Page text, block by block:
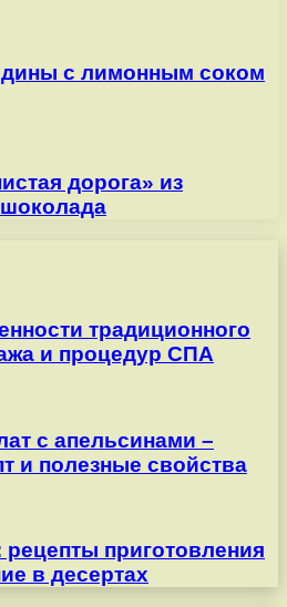
с лимонным соком
дорога» из
традиционного
и процедур СПА
с апельсинами –
и полезные свойства
приготовления
в десертах